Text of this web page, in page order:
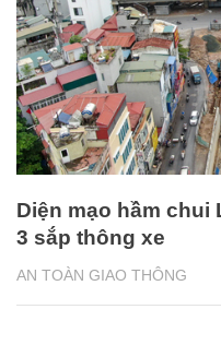
AN TOÀN GIAO THÔNG
Diện mạo hầm chui
3 sắp thông xe